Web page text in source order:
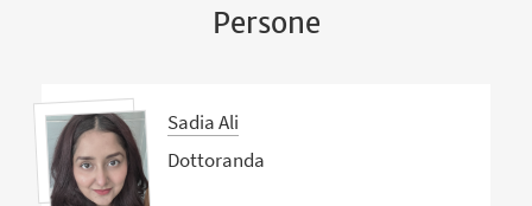
Persone
Sadia Ali
Dottoranda